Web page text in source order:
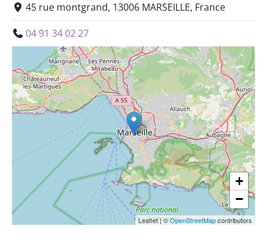
45 rue montgrand, 13006 MARSEILLE, France
04 91 34 02 27
+
−
Leaflet|©OpenStreetMapcontributors